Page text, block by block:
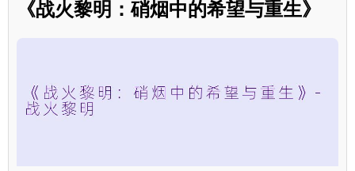
《战火黎明：硝烟中的希望与重生》